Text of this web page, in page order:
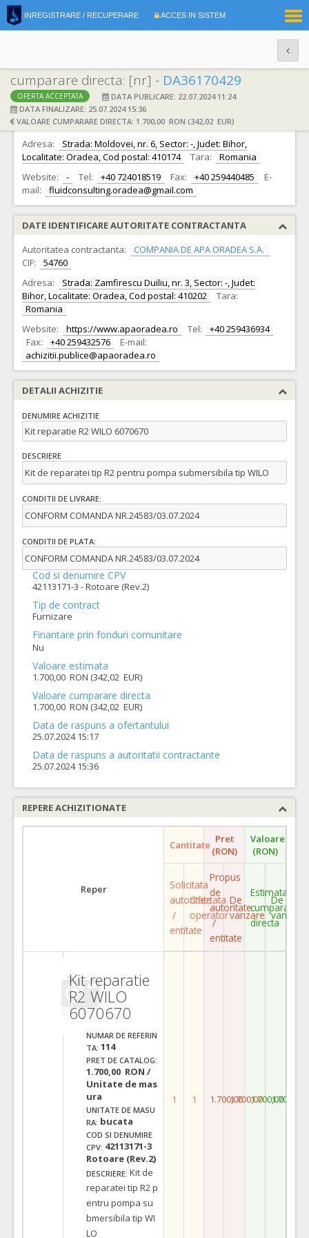
INREGISTRARE / RECUPERARE ACCES IN SISTEM
cumparare directa: [nr] - DA36170429
OFERTA ACCEPTATA
DATA PUBLICARE: 22.07.2024 11:24
DATA FINALIZARE: 25.07.2024 15:36
VALOARE CUMPARARE DIRECTA: 1.700,00 RON (342,02 EUR)
DATE IDENTIFICARE OFERTANT
Ofertant: S.C. FLUID CONSULTING S.R.L. CIF: 18870494
Adresa:
Strada: Moldovei, nr. 6, Sector: -, Judet: Bihor,
Localitate: Oradea, Cod postal: 410174
Tara:
Romania
Website:
- Tel: +40 724018519 Fax: +40 259440485
E-
mail:
fluidconsulting.oradea@gmail.com
DATE IDENTIFICARE AUTORITATE CONTRACTANTA
Autoritatea contractanta:
COMPANIA DE APA ORADEA S.A.
CIF:
54760
Adresa:
Strada: Zamfirescu Duiliu, nr. 3, Sector: -, Judet:
Bihor, Localitate: Oradea, Cod postal: 410202
Tara:
Romania
Website:
https://www.apaoradea.ro Tel:
+40 259436934
Fax:
+40 259432576
E-mail:
achizitii.publice@apaoradea.ro
DETALII ACHIZITIE
DENUMIRE ACHIZITIE
Kit reparatie R2 WILO 6070670
DESCRIERE
Kit de reparatei tip R2 pentru pompa submersibila tip WILO
CONDITII DE LIVRARE:
CONFORM COMANDA NR.24583/03.07.2024
CONDITII DE PLATA:
CONFORM COMANDA NR.24583/03.07.2024
Cod si denumire CPV
42113171-3 - Rotoare (Rev.2)
Tip de contract
Furnizare
Finantare prin fonduri comunitare
Nu
Valoare estimata
1.700,00 RON (342,02 EUR)
Valoare cumparare directa
1.700,00 RON (342,02 EUR)
Data de raspuns a ofertantului
25.07.2024 15:17
Data de raspuns a autoritatii contractante
25.07.2024 15:36
REPERE ACHIZITIONATE
Reper
Cantitate Pret
(RON)
Valoare
(RON)
Solicitata
autoritate
/
entitate
Ofertata
operator
Propus
de
autoritate
/
entitate
De
vanzare
Estimata
cumparare
directa
De
vanzare
Kit reparatie
R2 WILO
6070670
NUMAR DE REFERIN
TA: 114
PRET DE CATALOG:
1.700,00 RON /
Unitate de mas
ura
UNITATE DE MASU
RA: bucata
COD SI DENUMIRE
CPV: 42113171-3
Rotoare (Rev.2)
DESCRIERE: Kit de
reparatei tip R2 p
entru pompa su
bmersibila tip WI
LO
1 1 1.700,001.700,001.700,001.700,00